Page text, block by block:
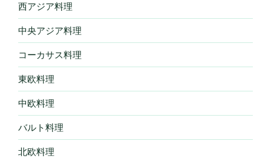
西アジア料理
中央アジア料理
コーカサス料理
東欧料理
中欧料理
バルト料理
北欧料理